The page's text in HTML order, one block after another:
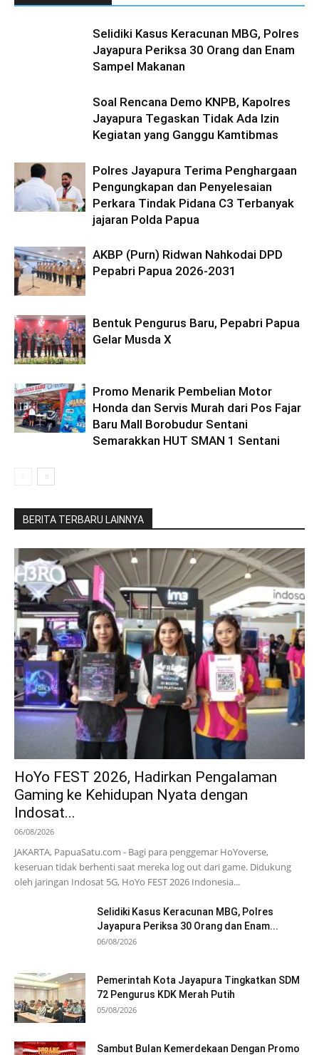
Selidiki Kasus Keracunan MBG, Polres
Jayapura Periksa 30 Orang dan Enam
Sampel Makanan
Soal Rencana Demo KNPB, Kapolres
Jayapura Tegaskan Tidak Ada Izin
Kegiatan yang Ganggu Kamtibmas
Polres Jayapura Terima Penghargaan
Pengungkapan dan Penyelesaian
Perkara Tindak Pidana C3 Terbanyak
jajaran Polda Papua
AKBP (Purn) Ridwan Nahkodai DPD
Pepabri Papua 2026-2031
Bentuk Pengurus Baru, Pepabri Papua
Gelar Musda X
Promo Menarik Pembelian Motor
Honda dan Servis Murah dari Pos Fajar
Baru Mall Borobudur Sentani
Semarakkan HUT SMAN 1 Sentani
BERITA TERBARU LAINNYA
HoYo FEST 2026, Hadirkan Pengalaman
Gaming ke Kehidupan Nyata dengan
Indosat...
06/08/2026
JAKARTA, PapuaSatu.com - Bagi para penggemar HoYoverse,
keseruan tidak berhenti saat mereka log out dari game. Didukung
oleh jaringan Indosat 5G, HoYo FEST 2026 Indonesia...
Selidiki Kasus Keracunan MBG, Polres
Jayapura Periksa 30 Orang dan Enam...
06/08/2026
Pemerintah Kota Jayapura Tingkatkan SDM
72 Pengurus KDK Merah Putih
05/08/2026
Sambut Bulan Kemerdekaan Dengan Promo